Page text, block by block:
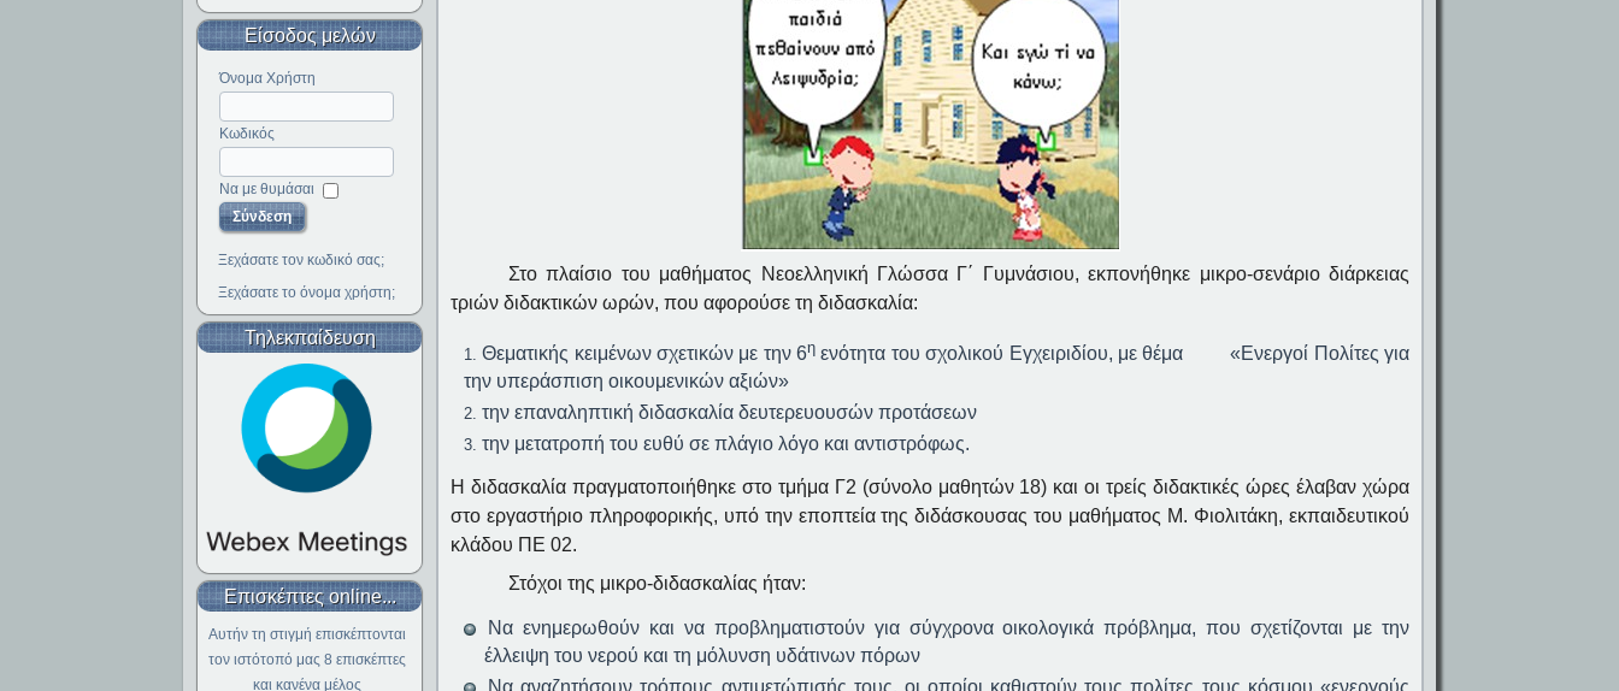
Είσοδος μελών
Όνομα Χρήστη
Κωδικός
Να με θυμάσαι
Ξεχάσατε τον κωδικό σας;
Ξεχάσατε το όνομα χρήστη;
Τηλεκπαίδευση
Επισκέπτες online...
Αυτήν τη στιγμή επισκέπτονται
τον ιστότοπό μας 8 επισκέπτες
και κανένα μέλος
Στο πλαίσιο του μαθήματος Νεοελληνική Γλώσσα Γ΄ Γυμνάσιου, εκπονήθηκε μικρο-σενάριο διάρκειας
τριών διδακτικών ωρών, που αφορούσε τη διδασκαλία:
Θεματικής κειμένων σχετικών με την 6ηενότητα του σχολικού Εγχειριδίου, με θέμα «Ενεργοί Πολίτες για
την υπεράσπιση οικουμενικών αξιών»
την επαναληπτική διδασκαλία δευτερευουσών προτάσεων
την μετατροπή του ευθύ σε πλάγιο λόγο και αντιστρόφως.
Η διδασκαλία πραγματοποιήθηκε στο τμήμα Γ2 (σύνολο μαθητών 18) και οι τρείς διδακτικές ώρες έλαβαν χώρα
στο εργαστήριο πληροφορικής, υπό την εποπτεία της διδάσκουσας του μαθήματος Μ. Φιολιτάκη, εκπαιδευτικού
κλάδου ΠΕ 02.
Στόχοι της μικρο-διδασκαλίας ήταν:
Να ενημερωθούν και να προβληματιστούν για σύγχρονα οικολογικά πρόβλημα, που σχετίζονται με την
έλλειψη του νερού και τη μόλυνση υδάτινων πόρων